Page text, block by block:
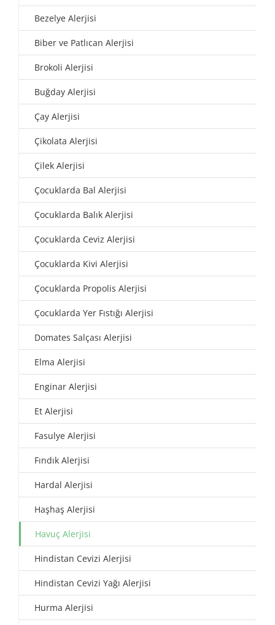
Bezelye Alerjisi
Biber ve Patlıcan Alerjisi
Brokoli Alerjisi
Buğday Alerjisi
Çay Alerjisi
Çikolata Alerjisi
Çilek Alerjisi
Çocuklarda Bal Alerjisi
Çocuklarda Balık Alerjisi
Çocuklarda Ceviz Alerjisi
Çocuklarda Kivi Alerjisi
Çocuklarda Propolis Alerjisi
Çocuklarda Yer Fıstığı Alerjisi
Domates Salçası Alerjisi
Elma Alerjisi
Enginar Alerjisi
Et Alerjisi
Fasulye Alerjisi
Fındık Alerjisi
Hardal Alerjisi
Haşhaş Alerjisi
Havuç Alerjisi
Hindistan Cevizi Alerjisi
Hindistan Cevizi Yağı Alerjisi
Hurma Alerjisi